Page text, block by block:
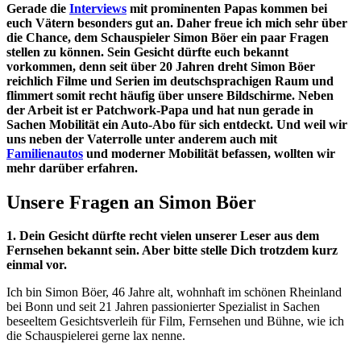
Gerade die Interviews mit prominenten Papas kommen bei
euch Vätern besonders gut an. Daher freue ich mich sehr über
die Chance, dem Schauspieler Simon Böer ein paar Fragen
stellen zu können. Sein Gesicht dürfte euch bekannt
vorkommen, denn seit über 20 Jahren dreht Simon Böer
reichlich Filme und Serien im deutschsprachigen Raum und
flimmert somit recht häufig über unsere Bildschirme. Neben
der Arbeit ist er Patchwork-Papa und hat nun gerade in
Sachen Mobilität ein Auto-Abo für sich entdeckt. Und weil wir
uns neben der Vaterrolle unter anderem auch mit
Familienautos und moderner Mobilität befassen, wollten wir
mehr darüber erfahren.
Unsere Fragen an Simon Böer
1. Dein Gesicht dürfte recht vielen unserer Leser aus dem
Fernsehen bekannt sein. Aber bitte stelle Dich trotzdem kurz
einmal vor.
Ich bin Simon Böer, 46 Jahre alt, wohnhaft im schönen Rheinland
bei Bonn und seit 21 Jahren passionierter Spezialist in Sachen
beseeltem Gesichtsverleih für Film, Fernsehen und Bühne, wie ich
die Schauspielerei gerne lax nenne.